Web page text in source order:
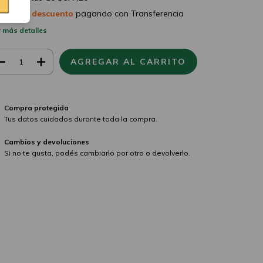
5% de descuento pagando con Transferencia
más detalles
Compra protegida
Tus datos cuidados durante toda la compra.
Cambios y devoluciones
Si no te gusta, podés cambiarlo por otro o devolverlo.